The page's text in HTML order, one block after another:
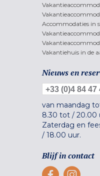
Accommodaties in
Vakantiehuis in de
Nieuws en
+33 (0)4 84 47
van maandag
8.30 tot / 20.00
Zaterdag en
/ 18.00 uur.
Blijf in contact